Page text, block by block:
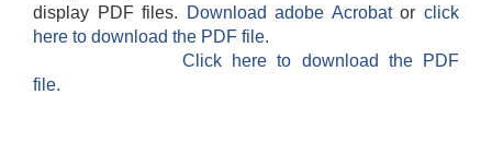
display PDF files.
Download adobe Acrobatorclick
here to download the PDF file.
Click here to download the PDF
file.